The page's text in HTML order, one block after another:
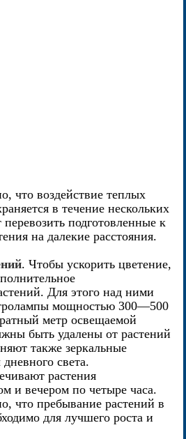
что воздействие теплых
в течение нескольких
подготовленные к
на далекие расстояния.
. Чтобы ускорить цветение,
Для этого над ними
мощностью 300—500
метр освещаемой
быть удалены от растений
также зеркальные
света.
растения
и вечером по четыре часа.
что пребывание растений в
для лучшего роста и